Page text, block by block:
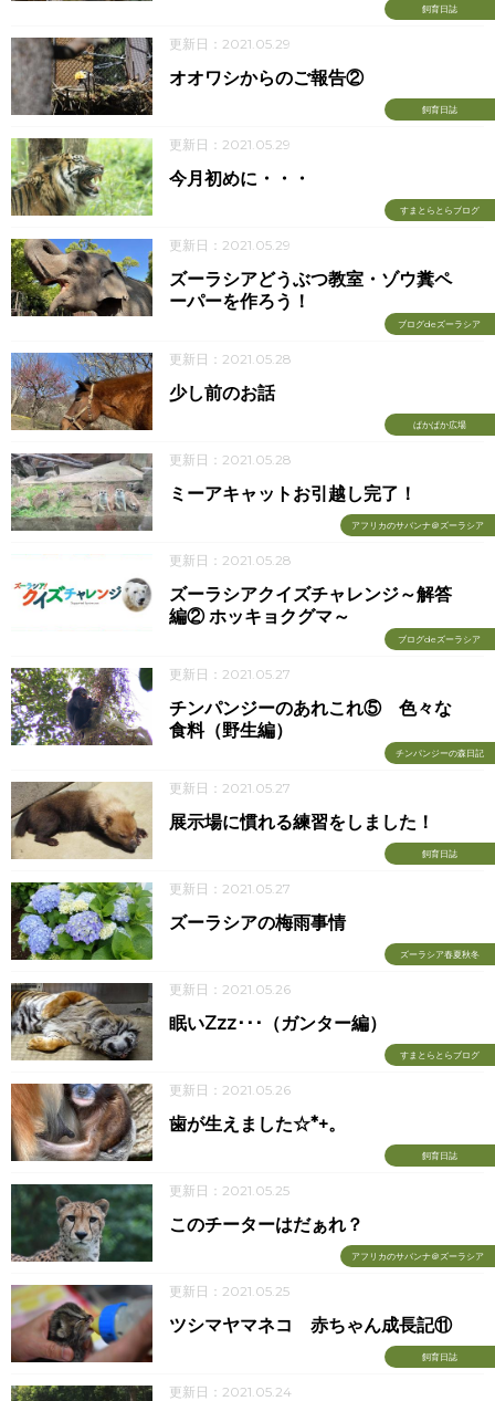
飼育日誌
更新日：2021.05.29
飼育日誌
オオワシからのご報告②
更新日：2021.05.29
すまとらとらブログ
今月初めに・・・
更新日：2021.05.29
ブログdeズーラシア
ズーラシアどうぶつ教室・ゾウ糞ペ
ーパーを作ろう！
更新日：2021.05.28
ぱかぱか広場
少し前のお話
更新日：2021.05.28
アフリカのサバンナ＠ズーラシア
ミーアキャットお引越し完了！
更新日：2021.05.28
ブログdeズーラシア
ズーラシアクイズチャレンジ～解答
編② ホッキョクグマ～
更新日：2021.05.27
チンパンジーの森日記
チンパンジーのあれこれ⑤ 色々な
食料（野生編）
更新日：2021.05.27
飼育日誌
展示場に慣れる練習をしました！
更新日：2021.05.27
ズーラシア春夏秋冬
ズーラシアの梅雨事情
更新日：2021.05.26
すまとらとらブログ
眠いZzz･･･（ガンター編）
更新日：2021.05.26
飼育日誌
歯が生えました☆*+。
更新日：2021.05.25
アフリカのサバンナ＠ズーラシア
このチーターはだぁれ？
更新日：2021.05.25
飼育日誌
ツシマヤマネコ 赤ちゃん成長記⑪
更新日：2021.05.24